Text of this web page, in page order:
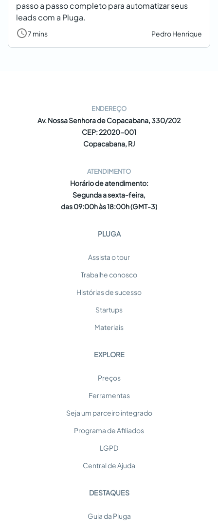
passo a passo completo para automatizar seus
leads com a Pluga.
7 mins Pedro Henrique
ENDEREÇO
Av. Nossa Senhora de Copacabana, 330/202
CEP: 22020-001
Copacabana, RJ
ATENDIMENTO
Horário de atendimento:
Segunda a sexta-feira,
das 09:00h às 18:00h (GMT-3)
PLUGA
Assista o tour
Trabalhe conosco
Histórias de sucesso
Startups
Materiais
EXPLORE
Preços
Ferramentas
Seja um parceiro integrado
Programa de Afiliados
LGPD
Central de Ajuda
DESTAQUES
Guia da Pluga